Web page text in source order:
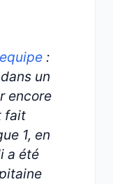
:
un
encore
fait
1, en
a été